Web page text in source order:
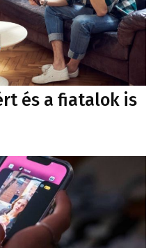
és a fiatalok is